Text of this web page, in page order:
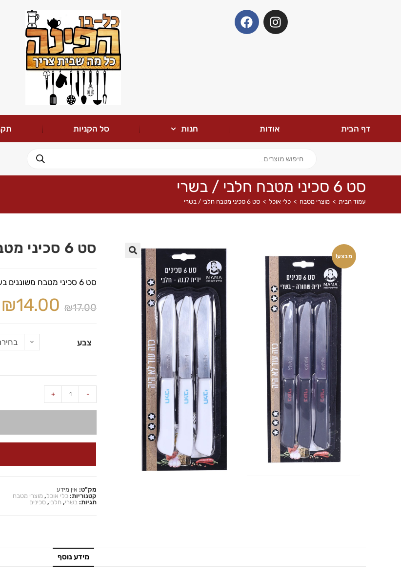
דף הבית אודות חנות סל הקניות
סט 6 סכיני מטבח חלבי / בשרי
עמוד הבית > מוצרי מטבח > כלי אוכל > סט 6 סכיני מטבח חלבי / בשרי
מבצע! סט 6 סכיני מטבח חלבי / בשרי
סט 6 סכיני מטבח משוננים בעלות ידית אחיזה פלסטיק עם סימון כיתוב בשרי / חלבי.
₪17.00
₪14.00
צבע
-
+
מק"ט: אין מידע
קטגוריות: כלי אוכל, מוצרי מטבח
תגיות: בשרי, חלבי, סכינים
מידע נוסף